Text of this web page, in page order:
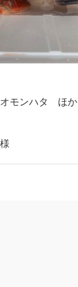
オモンハタ ほか